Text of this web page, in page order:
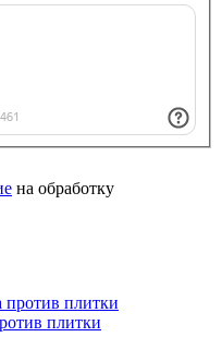
на обработку
плитки